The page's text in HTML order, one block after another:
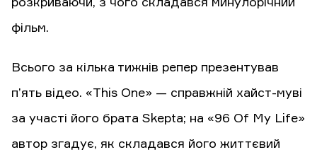
розкриваючи, з чого складався минулорічний
фільм.
Всього за кілька тижнів репер презентував
п’ять відео. «This One» — справжній хайст-муві
за участі його брата Skepta; на «96 Of My Life»
автор згадує, як складався його життєвий